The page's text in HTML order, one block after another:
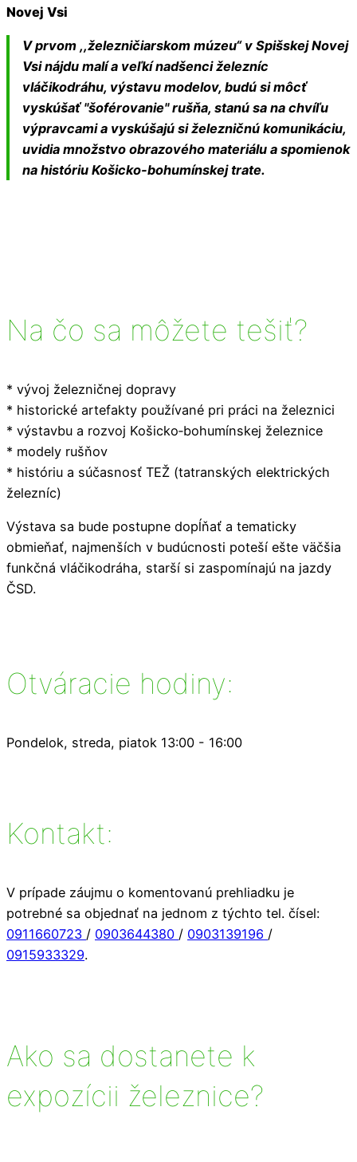
Novej Vsi
V prvom ,,železničiarskom múzeu“ v Spišskej Novej
Vsi nájdu malí a veľkí nadšenci železníc
vláčikodráhu, výstavu modelov, budú si môcť
vyskúšať "šoférovanie" rušňa, stanú sa na chvíľu
výpravcami a vyskúšajú si železničnú komunikáciu,
uvidia množstvo obrazového materiálu a spomienok
na históriu Košicko-bohumínskej trate.
Na čo sa môžete tešiť?
* vývoj železničnej dopravy
* historické artefakty používané pri práci na železnici
* výstavbu a rozvoj Košicko‑bohumínskej železnice
* modely rušňov
* históriu a súčasnosť TEŽ (tatranských elektrických
železníc)
Výstava sa bude postupne dopĺňať a tematicky
obmieňať, najmenších v budúcnosti poteší ešte väčšia
funkčná vláčikodráha, starší si zaspomínajú na jazdy
ČSD.
Otváracie hodiny:
Pondelok, streda, piatok 13:00 - 16:00
Kontakt:
V prípade záujmu o komentovanú prehliadku je
potrebné sa objednať na jednom z týchto tel. čísel:
0911660723 / 0903644380 / 0903139196 /
0915933329.
Ako sa dostanete k
expozícii železnice?